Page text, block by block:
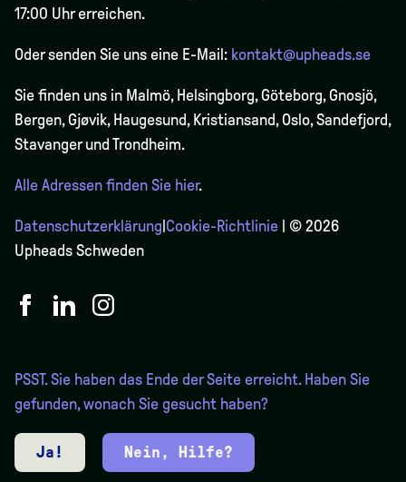
17:00 Uhr erreichen.
Oder senden Sie uns eine E-Mail: kontakt@upheads.se
Sie finden uns in Malmö, Helsingborg, Göteborg, Gnosjö,
Bergen,Gjøvik, Haugesund, Kristiansand, Oslo, Sandefjord,
Stavanger und Trondheim.
Alle Adressen finden Sie hier.
Datenschutzerklärung Cookie-Richtlinie | © 2026
Upheads Schweden
PSST. Sie haben das Ende der Seite erreicht. Haben Sie
gefunden, wonach Sie gesucht haben?
Ja! Nein, Hilfe?